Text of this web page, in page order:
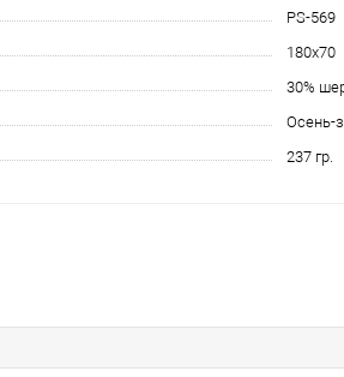
PS-569
180х70
30%
Осень-
237 гр.